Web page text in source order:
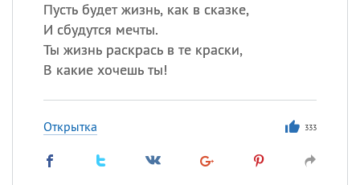
Пусть будет жизнь, как в сказке,
И сбудутся мечты.
Ты жизнь раскрась в те краски,
В какие хочешь ты!
Открытка 333
Сегодня празднуют именины